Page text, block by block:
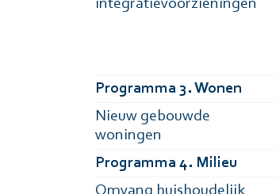
integratievoorzieningen
Programma 3. Wonen
Nieuw gebouwde
woningen
Programma 4. Milieu